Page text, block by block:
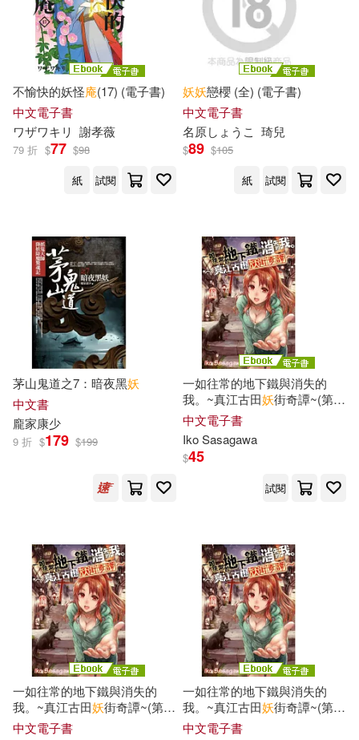
不愉快的妖怪庵(17) (電子書)
中文電子書
ワザワキリ 謝孝薇
79 折 $77 $98
紙
試閱
妖妖戀櫻 (全) (電子書)
中文電子書
名原しょうこ 琦兒
$89 $105
紙
試閱
茅山鬼道之7：暗夜黑妖
中文書
龐家康少
9 折 $179 $199
一如往常的地下鐵與消失的
我。~真江古田妖街奇譚~(第4
話)完 (電子書)
中文電子書
Iko Sasagawa
$45
試閱
一如往常的地下鐵與消失的
我。~真江古田妖街奇譚~(第3
話) (電子書)
中文電子書
一如往常的地下鐵與消失的
我。~真江古田妖街奇譚~(第2
話) (電子書)
中文電子書